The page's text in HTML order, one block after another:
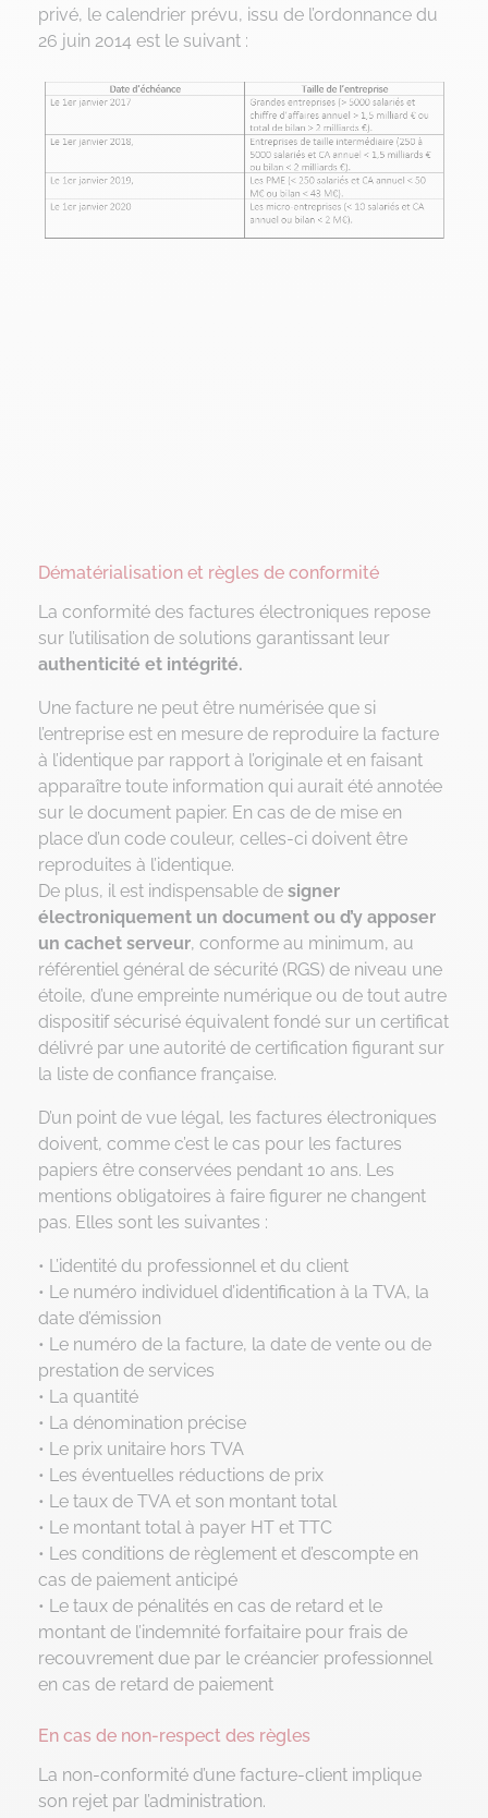
privé, le calendrier prévu, issu de l’ordonnance du
26 juin 2014 est le suivant :
Dématérialisation et règles de conformité
La conformité des factures électroniques repose
sur l’utilisation de solutions garantissant leur
authenticité et intégrité.
Une facture ne peut être numérisée que si
l’entreprise est en mesure de reproduire la facture
à l’identique par rapport à l’originale et en faisant
apparaître toute information qui aurait été annotée
sur le document papier. En cas de de mise en
place d’un code couleur, celles-ci doivent être
reproduites à l’identique.
De plus, il est indispensable de signer
électroniquement un document ou d’y apposer
un cachet serveur, conforme au minimum, au
référentiel général de sécurité (RGS) de niveau une
étoile, d’une empreinte numérique ou de tout autre
dispositif sécurisé équivalent fondé sur un certificat
délivré par une autorité de certification figurant sur
la liste de confiance française.
D’un point de vue légal, les factures électroniques
doivent, comme c’est le cas pour les factures
papiers être conservées pendant 10 ans. Les
mentions obligatoires à faire figurer ne changent
pas. Elles sont les suivantes :
• L’identité du professionnel et du client
• Le numéro individuel d’identification à la TVA, la
date d’émission
• Le numéro de la facture, la date de vente ou de
prestation de services
• La quantité
• La dénomination précise
• Le prix unitaire hors TVA
• Les éventuelles réductions de prix
• Le taux de TVA et son montant total
• Le montant total à payer HT et TTC
• Les conditions de règlement et d’escompte en
cas de paiement anticipé
• Le taux de pénalités en cas de retard et le
montant de l’indemnité forfaitaire pour frais de
recouvrement due par le créancier professionnel
en cas de retard de paiement
En cas de non-respect des règles
La non-conformité d’une facture-client implique
son rejet par l’administration.